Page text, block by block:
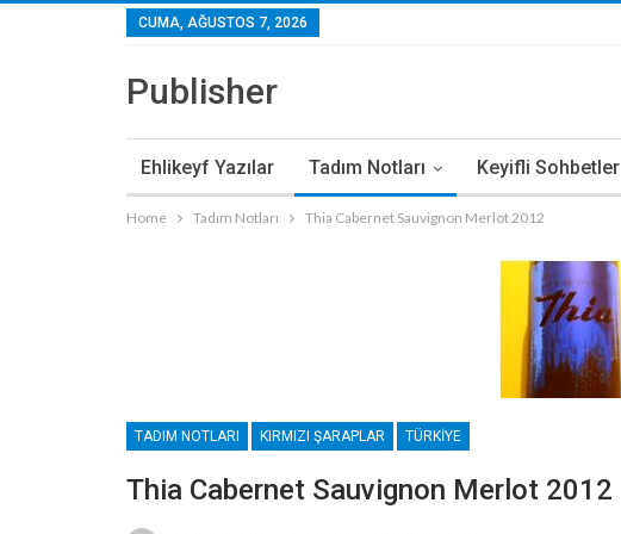
CUMA, AĞUSTOS 7, 2026
Publisher
Ehlikeyf Yazılar Tadım Notları Keyifli Sohbetler
Home Tadım Notları Thia Cabernet Sauvignon Merlot 2012
TADIM NOTLARI KIRMIZI ŞARAPLAR TÜRKIYE
Thia Cabernet Sauvignon Merlot 2012